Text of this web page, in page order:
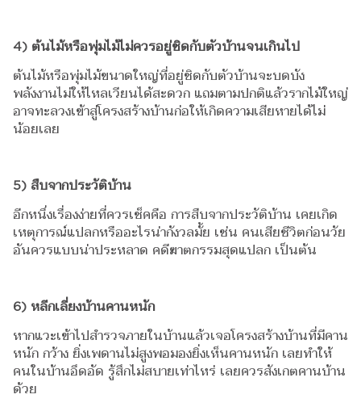
4) ต้นไม้หรือพุ่มไม้ไม่ควรอยู่ชิดกับตัวบ้านจนเกินไป
ต้นไม้หรือพุ่มไม้ขนาดใหญ่ที่อยู่ชิดกับตัวบ้านจะบดบัง
พลังงานไม่ให้ไหลเวียนได้สะดวก แถมตามปกติแล้วรากไม้ใหญ่
อาจทะลวงเข้าสู่โครงสร้างบ้านก่อให้เกิดความเสียหายได้ไม่
น้อยเลย
5) สืบจากประวัติบ้าน
อีกหนึ่งเรื่องง่ายที่ควรเช็คคือ การสืบจากประวัติบ้าน เคยเกิด
เหตุการณ์แปลกหรืออะไรน่ากังวลมั้ย เช่น คนเสียชีวิตก่อนวัย
อันควรแบบน่าประหลาด คดีฆาตกรรมสุดแปลก เป็นต้น
6) หลีกเลี่ยงบ้านคานหนัก
หากแวะเข้าไปสำรวจภายในบ้านแล้วเจอโครงสร้างบ้านที่มีคาน
หนัก กว้าง ยิ่งเพดานไม่สูงพอมองยิ่งเห็นคานหนัก เลยทำให้
คนในบ้านอึดอัด รู้สึกไม่สบายเท่าไหร่ เลยควรสังเกตคานบ้าน
ด้วย